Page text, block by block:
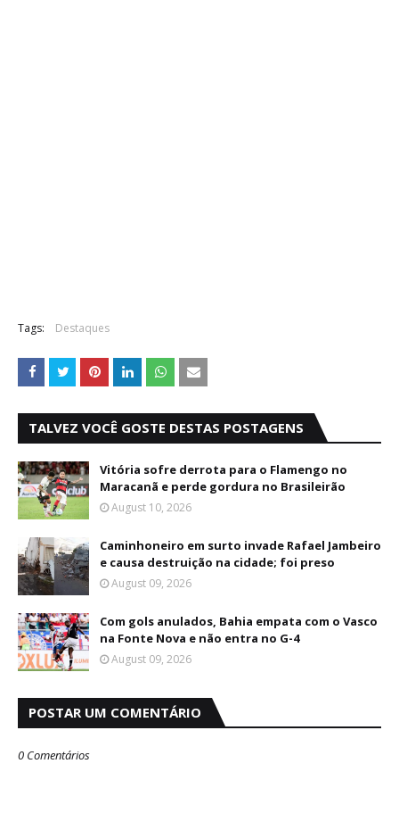
Tags: Destaques
TALVEZ VOCÊ GOSTE DESTAS POSTAGENS
Vitória sofre derrota para o Flamengo no
Maracanã e perde gordura no Brasileirão
August 10, 2026
Caminhoneiro em surto invade Rafael Jambeiro
e causa destruição na cidade; foi preso
August 09, 2026
Com gols anulados, Bahia empata com o Vasco
na Fonte Nova e não entra no G-4
August 09, 2026
POSTAR UM COMENTÁRIO
0 Comentários